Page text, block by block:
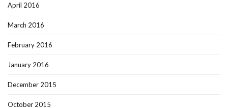
April 2016
March 2016
February 2016
January 2016
December 2015
October 2015